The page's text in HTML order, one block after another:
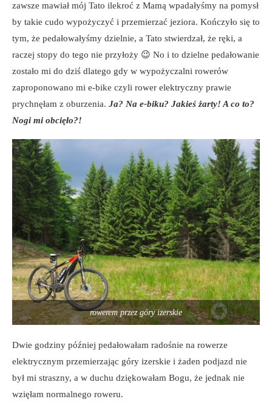
zawsze mawiał mój Tato ilekroć z Mamą wpadałyśmy na pomysł
by takie cudo wypożyczyć i przemierzać jeziora. Kończyło się to
tym, że pedałowałyśmy dzielnie, a Tato stwierdzał, że ręki, a
raczej stopy do tego nie przyłoży 😉 No i to dzielne pedałowanie
zostało mi do dziś dlatego gdy w wypożyczalni rowerów
zaproponowano mi e-bike czyli rower elektryczny prawie
prychnęłam z oburzenia. Ja? Na e-biku? Jakieś żarty! A co to?
Nogi mi obcięło?!
rowerem przez góry izerskie
Dwie godziny później pedałowałam radośnie na rowerze
elektrycznym przemierzając góry izerskie i żaden podjazd nie
był mi straszny, a w duchu dziękowałam Bogu, że jednak nie
wzięłam normalnego roweru.